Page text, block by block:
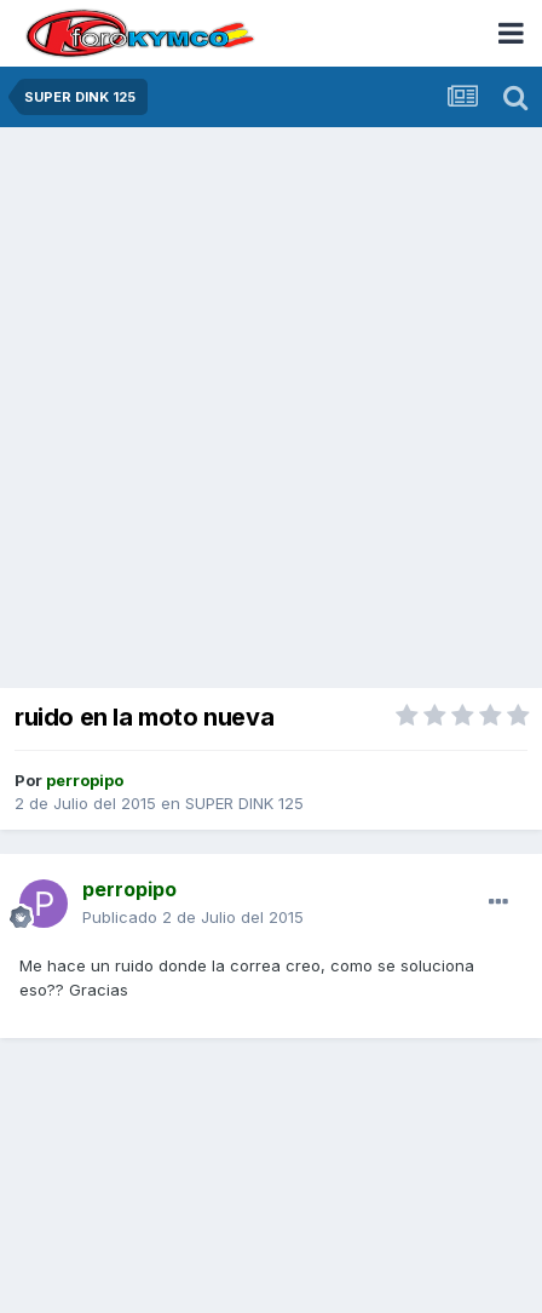
SUPER DINK 125
ruido en la moto nueva
Por perropipo
2 de Julio del 2015 en SUPER DINK 125
perropipo
Publicado 2 de Julio del 2015
Me hace un ruido donde la correa creo, como se soluciona
eso?? Gracias